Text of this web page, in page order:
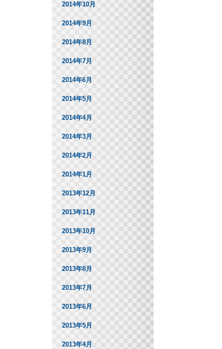
2014年10月
2014年9月
2014年8月
2014年7月
2014年6月
2014年5月
2014年4月
2014年3月
2014年2月
2014年1月
2013年12月
2013年11月
2013年10月
2013年9月
2013年8月
2013年7月
2013年6月
2013年5月
2013年4月